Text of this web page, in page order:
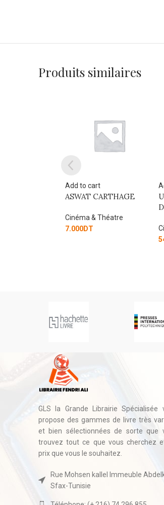
Produits similaires
Add to cart
UNE BREVE HISTOIRE
DU CINEMA – 1895-2025
Cinéma & Théatre
GLS la Grande Librairie Spécialisée
propose des gammes de livre très
et bien sélectionnées de sorte que
trouvez tout ce que vous cherchez
prix que vous le souhaitez.
Rue Mohsen kallel Immeuble
Sfax-Tunisie